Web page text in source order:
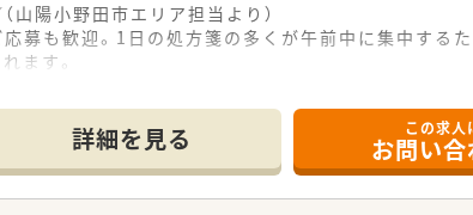
山陽小野田市エリア担当より）
募も歓迎。1日の処方箋の多くが午前中に集中する
ます。
所に位置しており、無料駐車場完備のため毎日のマイ
消化器科の処方箋をメインに、1日平均40枚ほどを安
前中に集中するため、午後は比較的ゆとりを持って業
詳細を見る この求人
お問い合